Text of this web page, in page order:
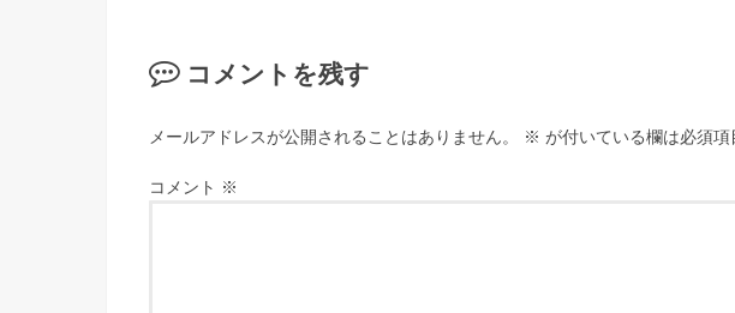
コメントを残す
メールアドレスが公開されることはありません。 ※ が付いている欄は必須項
コメント ※